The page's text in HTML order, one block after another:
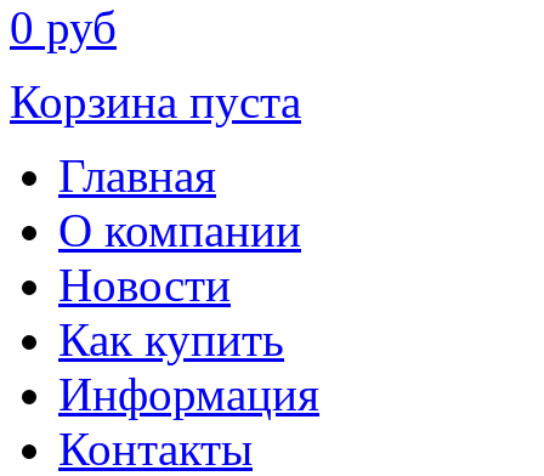
0 руб
Корзина пуста
Главная
О компании
Новости
Как купить
Информация
Контакты